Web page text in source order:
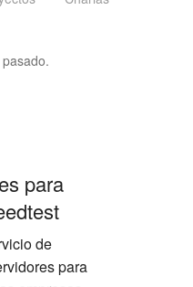
para
de
para